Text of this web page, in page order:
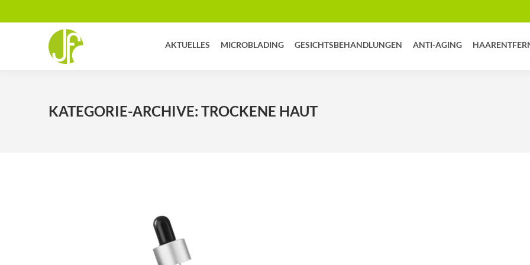
AKTUELLES MICROBLADING GESICHTSBEHANDLUNGEN ANTI-AGING
KATEGORIE-ARCHIVE: TROCKENE HAUT